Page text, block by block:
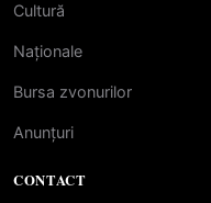
Cultură
Naționale
Bursa zvonurilor
Anunțuri
CONTACT